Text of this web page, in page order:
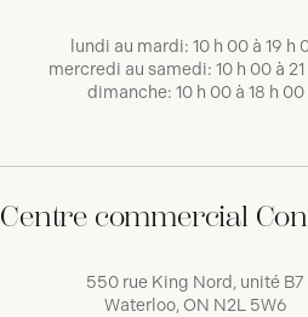
lundi au mardi: 10 h 00 à 19 h
mercredi au samedi: 10 h 00 à
dimanche: 10 h 00 à 18 h 00
Centre commercial
550 rue King Nord, unité B7
Waterloo, ON N2L 5W6